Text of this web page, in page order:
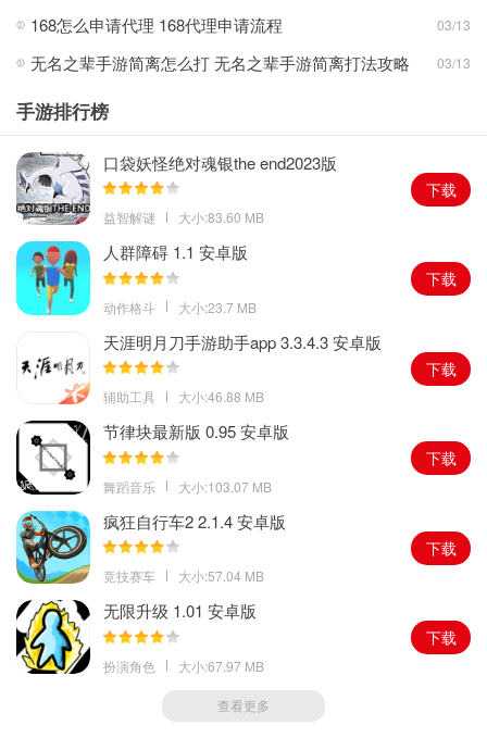
3.超多角色等你召集，各类英雄角色供你选择，在游戏中完成你的地
168怎么申请代理 168代理申请流程 03/13
无名之辈手游简离怎么打 无名之辈手游简离打法攻略 03/13
手游排行榜
口袋妖怪绝对魂银the end2023版
益智解谜 大小:83.60 MB
下载
人群障碍 1.1 安卓版
动作格斗 大小:23.7 MB
下载
天涯明月刀手游助手app 3.3.4.3 安卓版
辅助工具 大小:46.88 MB
下载
节律块最新版 0.95 安卓版
舞蹈音乐 大小:103.07 MB
下载
疯狂自行车2 2.1.4 安卓版
竞技赛车 大小:57.04 MB
下载
无限升级 1.01 安卓版
扮演角色 大小:67.97 MB
下载
查看更多